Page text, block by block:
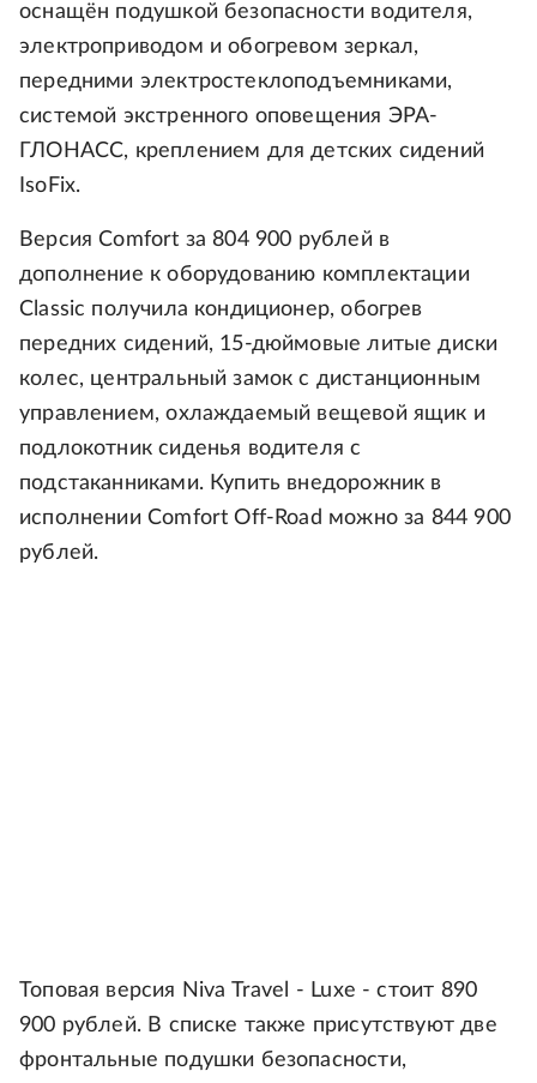
оснащён подушкой безопасности водителя,
электроприводом и обогревом зеркал,
передними электростеклоподъемниками,
системой экстренного оповещения ЭРА-
ГЛОНАСС, креплением для детских сидений
IsoFix.
Версия Comfort за 804 900 рублей в
дополнение к оборудованию комплектации
Classic получила кондиционер, обогрев
передних сидений, 15-дюймовые литые диски
колес, центральный замок с дистанционным
управлением, охлаждаемый вещевой ящик и
подлокотник сиденья водителя с
подстаканниками. Купить внедорожник в
исполнении Comfort Off-Road можно за 844 900
рублей.
Топовая версия Niva Travel - Luxe - стоит 890
900 рублей. В списке также присутствуют две
фронтальные подушки безопасности,